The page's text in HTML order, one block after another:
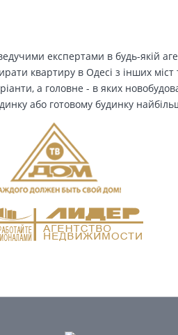
експертами в будь-якій
квартиру в Одесі з інших
а головне - в яких
або готовому будинку